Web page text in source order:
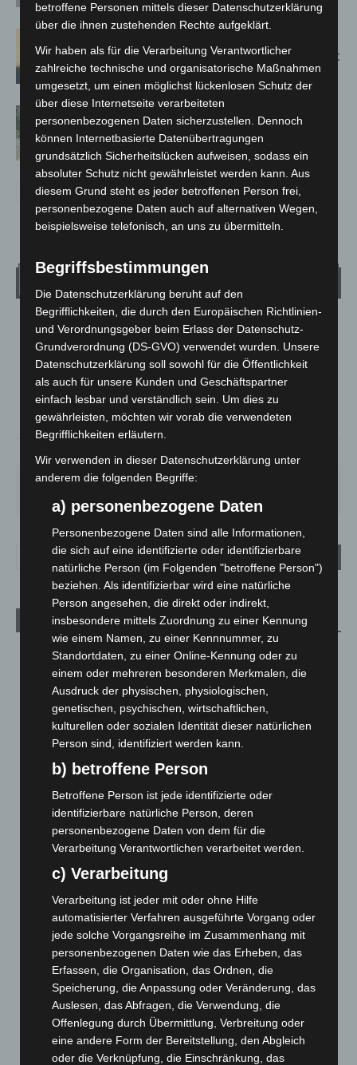
Population in Niedersachsen entdeckt
Brand im „Haus der Begegnung“ in
Neuwarmbüchen schnell eingedämmt
Wetter
LANGENHAGEN
Ein Paar Wolken
18.8°C °
°
MO.
19°
DI. MI.
31
Aktuelle Beiträge
Kellerbrand in Hannover-Vinnhorst schnell gelöscht
10. August 2026
M’era Luna 2026: 25.000 Fans feiern in Hildesheim
10. August 2026
Werke im Jacques’ Wein-Depot Isernhagen
8. August 2026
A2: Zweite Turbobaustelle startet zwischen Hannover-West
und Bothfeld
Waldbrandeinsatz aus Spanien zurück
7. August 2026
Hannover: Erste Tigermücken-Population in Niedersachsen
entdeckt
7. August 2026
Brand im „Haus der Begegnung“ in Neuwarmbüchen schnell
eingedämmt
6. August 2026
betroffene Personen mittels dieser Datenschutzerklärung
über die ihnen zustehenden Rechte aufgeklärt.
Wir haben als für die Verarbeitung Verantwortlicher
zahlreiche technische und organisatorische Maßnahmen
umgesetzt, um einen möglichst lückenlosen Schutz der
über diese Internetseite verarbeiteten
personenbezogenen Daten sicherzustellen. Dennoch
können Internetbasierte Datenübertragungen
grundsätzlich Sicherheitslücken aufweisen, sodass ein
absoluter Schutz nicht gewährleistet werden kann. Aus
diesem Grund steht es jeder betroffenen Person frei,
personenbezogene Daten auch auf alternativen Wegen,
beispielsweise telefonisch, an uns zu übermitteln.
Begriffsbestimmungen
Die Datenschutzerklärung beruht auf den
Begrifflichkeiten, die durch den Europäischen Richtlinien-
und Verordnungsgeber beim Erlass der Datenschutz-
Grundverordnung (DS-GVO) verwendet wurden. Unsere
Datenschutzerklärung soll sowohl für die Öffentlichkeit
als auch für unsere Kunden und Geschäftspartner
einfach lesbar und verständlich sein. Um dies zu
gewährleisten, möchten wir vorab die verwendeten
Begrifflichkeiten erläutern.
Wir verwenden in dieser Datenschutzerklärung unter
anderem die folgenden Begriffe:
a) personenbezogene Daten
Personenbezogene Daten sind alle Informationen,
die sich auf eine identifizierte oder identifizierbare
natürliche Person (im Folgenden "betroffene Person")
beziehen. Als identifizierbar wird eine natürliche
Person angesehen, die direkt oder indirekt,
insbesondere mittels Zuordnung zu einer Kennung
wie einem Namen, zu einer Kennnummer, zu
Standortdaten, zu einer Online-Kennung oder zu
einem oder mehreren besonderen Merkmalen, die
Ausdruck der physischen, physiologischen,
genetischen, psychischen, wirtschaftlichen,
kulturellen oder sozialen Identität dieser natürlichen
Person sind, identifiziert werden kann.
b) betroffene Person
Betroffene Person ist jede identifizierte oder
identifizierbare natürliche Person, deren
personenbezogene Daten von dem für die
Verarbeitung Verantwortlichen verarbeitet werden.
c) Verarbeitung
Verarbeitung ist jeder mit oder ohne Hilfe
automatisierter Verfahren ausgeführte Vorgang oder
jede solche Vorgangsreihe im Zusammenhang mit
personenbezogenen Daten wie das Erheben, das
Erfassen, die Organisation, das Ordnen, die
Speicherung, die Anpassung oder Veränderung, das
Auslesen, das Abfragen, die Verwendung, die
Offenlegung durch Übermittlung, Verbreitung oder
eine andere Form der Bereitstellung, den Abgleich
oder die Verknüpfung, die Einschränkung, das